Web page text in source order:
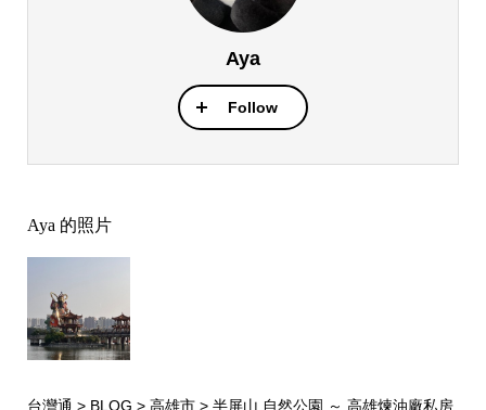
Aya
Follow
Aya 的照片
台灣通 > BLOG > 高雄市> 半屏山 自然公園 ～ 高雄煉油廠私房